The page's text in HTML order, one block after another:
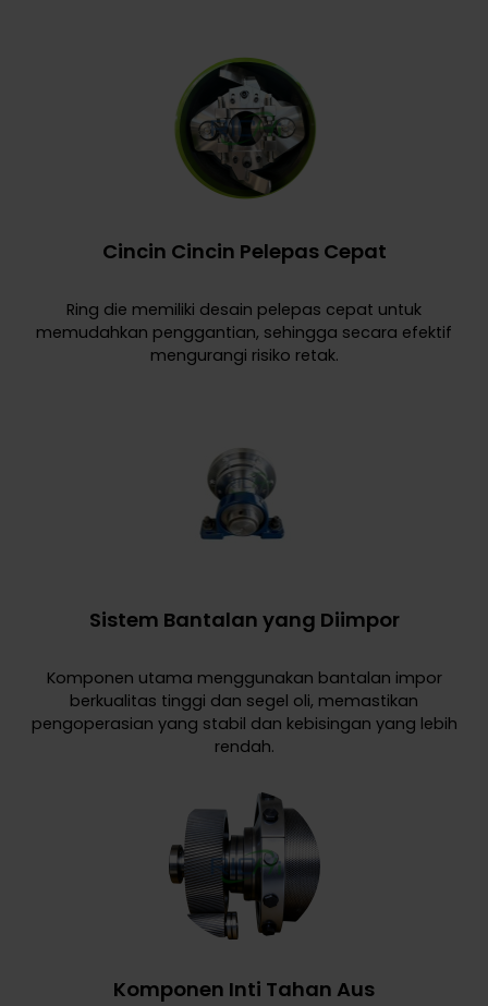
Cincin Cincin Pelepas Cepat
Ring die memiliki desain pelepas cepat untuk
memudahkan penggantian, sehingga secara efektif
mengurangi risiko retak.
Sistem Bantalan yang Diimpor
Komponen utama menggunakan bantalan impor
berkualitas tinggi dan segel oli, memastikan
pengoperasian yang stabil dan kebisingan yang lebih
rendah.
Komponen Inti Tahan Aus